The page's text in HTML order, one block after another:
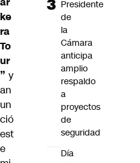
ke
ra
To
ur
” y
an
un
ció
est
e
Presidente
de
la
Cámara
anticipa
amplio
respaldo
a
proyectos
de
seguridad
Día